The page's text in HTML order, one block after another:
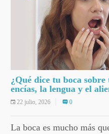
¿Qué dice tu boca
encías, la lengua y el
22 julio, 2026 0
La boca es mucho más